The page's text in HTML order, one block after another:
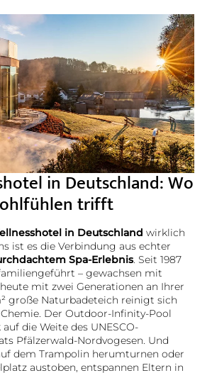
in Deutschland: Wo
trifft
in Deutschland wirklich
ist es die Verbindung aus echter
Spa-Erlebnis. Seit 1987
– gewachsen mit
mit zwei Generationen an Ihrer
große Naturbadeteich reinigt sich
Der Outdoor-Infinity-Pool
die Weite des UNESCO-
Pfälzerwald-Nordvogesen. Und
dem Trampolin herumturnen oder
austoben, entspannen Eltern in